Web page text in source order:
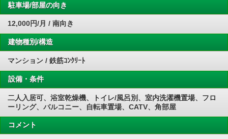
駐車場/部屋の向き
12,000円/月 / 南向き
建物種別/構造
マンション / 鉄筋ｺﾝｸﾘｰﾄ
設備・条件
二人入居可、浴室乾燥機、トイレ/風呂別、室内洗濯機置場、フロ
ーリング、バルコニー、自転車置場、CATV、角部屋
コメント